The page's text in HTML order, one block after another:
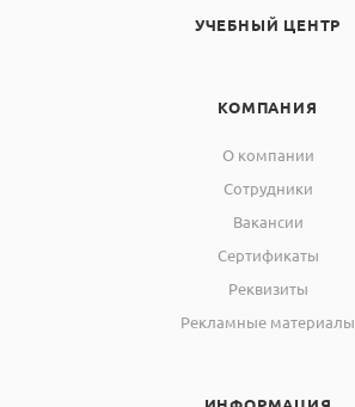
УЧЕБНЫЙ ЦЕНТР
КОМПАНИЯ
О компании
Сотрудники
Вакансии
Сертификаты
Реквизиты
Рекламные материалы